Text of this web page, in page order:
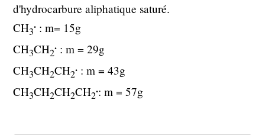
d'hydrocarbure aliphatique saturé.
CH3
. : m= 15g
CH3CH2
. : m = 29g
CH3CH2CH2
. : m = 43g
CH3CH2CH2CH2
.: m = 57g